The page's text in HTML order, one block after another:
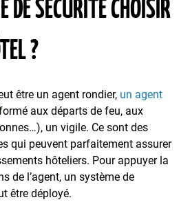
DE SÉCURITÉ CHOISIR
?
être un agent rondier, un agent
aux départs de feu, aux
un vigile. Ce sont des
qui peuvent parfaitement assurer
hôteliers. Pour appuyer la
de l’agent, un système de
être déployé.